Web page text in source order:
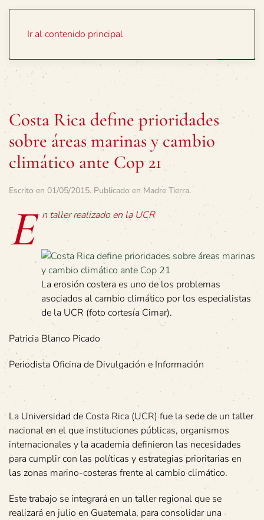
Ir al contenido principal
Costa Rica define prioridades
sobre áreas marinas y cambio
climático ante Cop 21
Escrito en 01/05/2015. Publicado en Madre Tierra.
E n taller realizado en la UCR
La erosión costera es uno de los problemas
asociados al cambio climático por los especialistas
de la UCR (foto cortesía Cimar).
Patricia Blanco Picado
Periodista Oficina de Divulgación e Información
La Universidad de Costa Rica (UCR) fue la sede de un taller
nacional en el que instituciones públicas, organismos
internacionales y la academia definieron las necesidades
para cumplir con las políticas y estrategias prioritarias en
las zonas marino-costeras frente al cambio climático.
Este trabajo se integrará en un taller regional que se
realizará en julio en Guatemala, para consolidar una